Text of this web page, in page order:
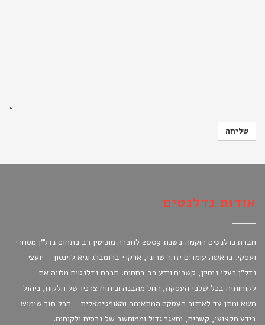
אודות נדלנטים
חברת נדלנטים הוקמה בשנת 2009 לחברה מוניטין רב בתחום נדל"ן מסחרי
ועסקי. בראשה עומדים יזהר שרוני, ארקדי ברומברג וגיא לוינסון – יועצי
נדל"ן בעלי ניסיון, קשרים וידע רב בתחום. חברת נדלנטים מלווה את
לקוחותיה בכל שלבי העסקה, החל מהבנה וניתוח צרכיו של הלקוח, ניהול
משא ומתן עד לאיתור העסקה המתאימה והאופטימאלית – הכל תוך שימוש
בידע מקצועי, קשרים, ומאגר גדול וממוחשב של נכסים ולקוחות.